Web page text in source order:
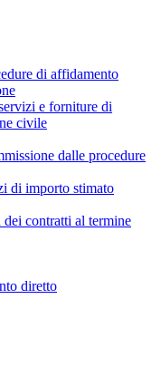
di affidamento
e forniture di
civile
dalle procedure
di importo stimato
contratti al termine
diretto